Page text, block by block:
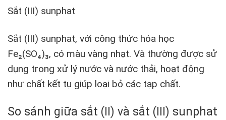
Sắt (III) sunphat
Sắt (III) sunphat, với công thức hóa học
Fe₂(SO₄)₃, có màu vàng nhạt. Và thường được sử
dụng trong xử lý nước và nước thải, hoạt động
như chất kết tụ giúp loại bỏ các tạp chất.
So sánh giữa sắt (II) và sắt (III) sunphat